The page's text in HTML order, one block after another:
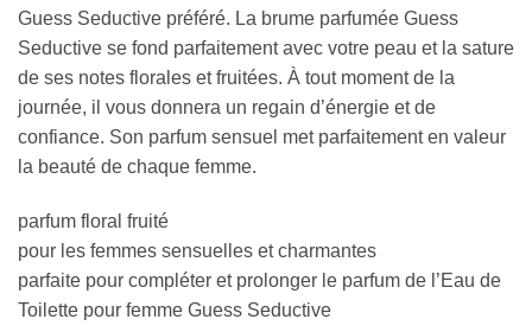
Guess Seductive préféré. La brume parfumée Guess
Seductive se fond parfaitement avec votre peau et la sature
de ses notes florales et fruitées. À tout moment de la
journée, il vous donnera un regain d’énergie et de
confiance. Son parfum sensuel met parfaitement en valeur
la beauté de chaque femme.
parfum floral fruité
pour les femmes sensuelles et charmantes
parfaite pour compléter et prolonger le parfum de l’Eau de
Toilette pour femme Guess Seductive